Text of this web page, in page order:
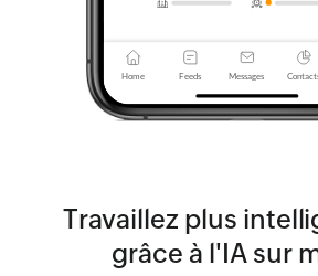
Travaillez plus
grâce à l'IA sur